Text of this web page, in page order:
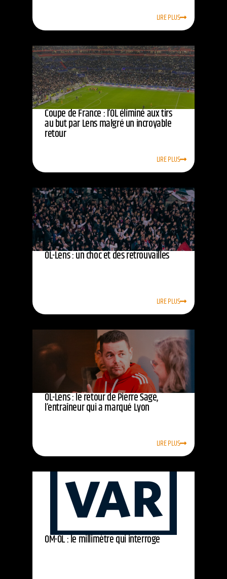
LIRE PLUS
Coupe de France : l’OL éliminé aux tirs
au but par Lens malgré un incroyable
retour
LIRE PLUS
OL-Lens : un choc et des retrouvailles
LIRE PLUS
OL-Lens : le retour de Pierre Sage,
l’entraîneur qui a marqué Lyon
LIRE PLUS
OM-OL : le millimètre qui interroge